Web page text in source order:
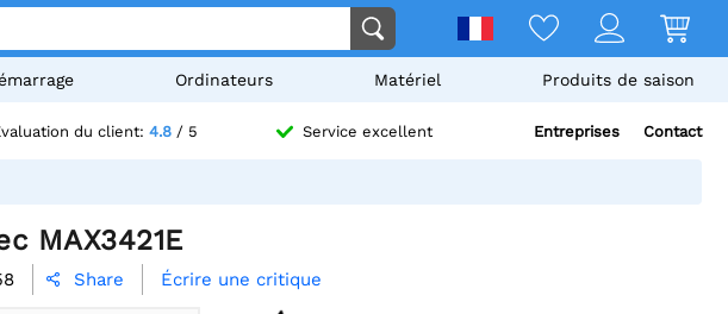
Ordinateurs Matériel Produits de saison
du client: 4.8 / 5 Service excellent Entreprises Contact
MAX3421E
 Share Écrire une critique